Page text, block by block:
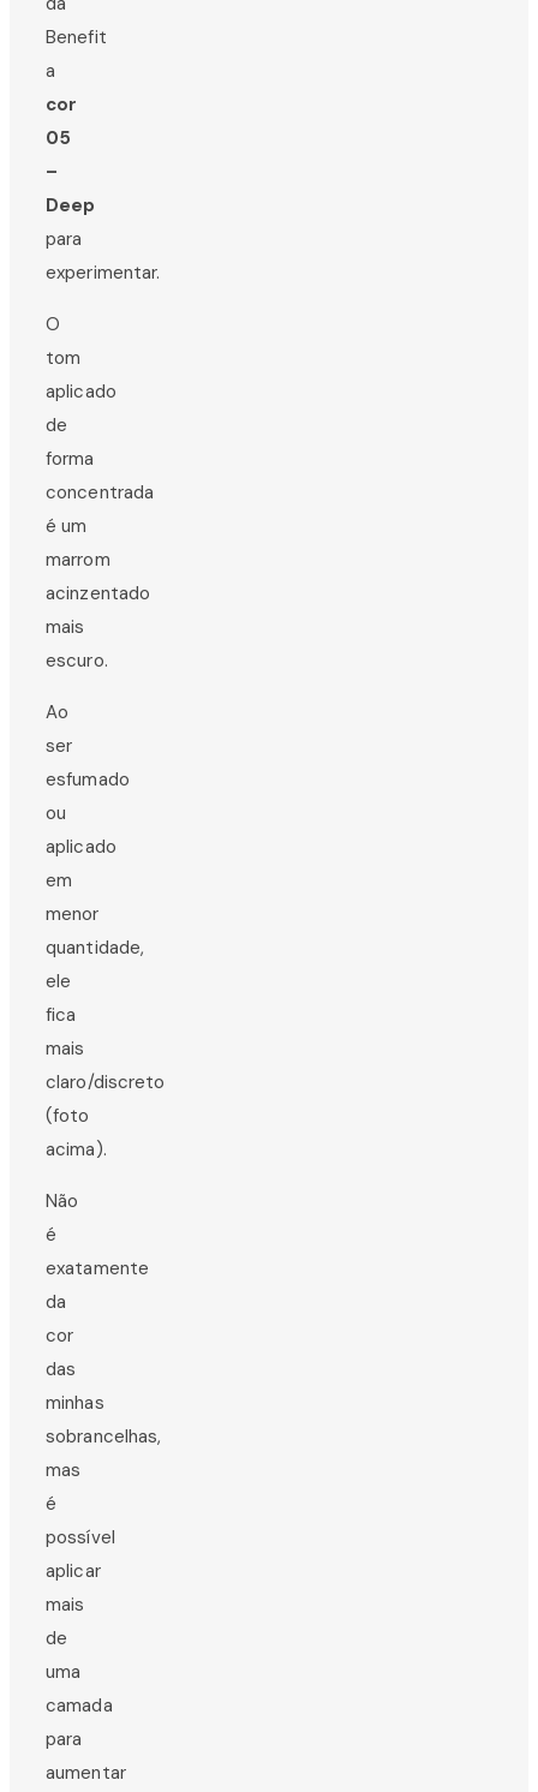
Benefit
a
cor
05
–
Deep
para
experimentar.
O
tom
aplicado
de
forma
concentrada
é um
marrom
acinzentado
mais
escuro.
Ao
ser
esfumado
ou
aplicado
em
menor
quantidade,
ele
fica
mais
claro/discreto
(foto
acima).
Não
é
exatamente
da
cor
das
minhas
sobrancelhas,
mas
é
possível
aplicar
mais
de
uma
camada
para
aumentar